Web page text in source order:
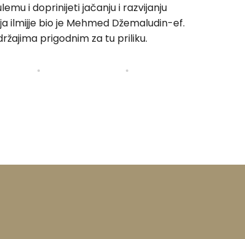
i doprinijeti jačanju i razvijanju
ilmijje bio je Mehmed Džemaludin-ef.
prigodnim za tu priliku.